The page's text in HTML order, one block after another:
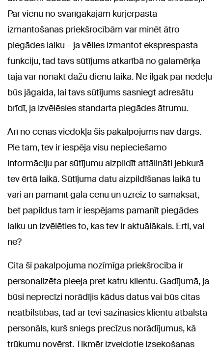
Par vienu no svarīgākajām kurjerpasta
izmantošanas priekšrocībām var minēt ātro
piegādes laiku – ja vēlies izmantot eksprespasta
funkciju, tad tavs sūtījums atkarībā no galamērķa
tajā var nonākt dažu dienu laikā. Ne ilgāk par nedēļu
būs jāgaida, lai tavs sūtījums sasniegt adresātu
brīdī, ja izvēlēsies standarta piegādes ātrumu.
Arī no cenas viedokļa šis pakalpojums nav dārgs.
Pie tam, tev ir iespēja visu nepieciešamo
informāciju par sūtījumu aizpildīt attālināti jebkurā
tev ērtā laikā. Sūtījuma datu aizpildīšanas laikā tu
vari arī pamanīt gala cenu un uzreiz to samaksāt,
bet papildus tam ir iespējams pamanīt piegādes
laiku un izvēlēties to, kas tev ir aktuālākais. Ērti, vai
ne?
Cita šī pakalpojuma nozīmīga priekšrocība ir
personalizēta pieeja pret katru klientu. Gadījumā, ja
būsi neprecīzi norādījis kādus datus vai būs citas
neatbilstības, tad ar tevi sazināsies klientu atbalsta
personāls, kurš sniegs precīzus norādījumus, kā
trūkumu novērst. Tikmēr izveidotie izsekošanas